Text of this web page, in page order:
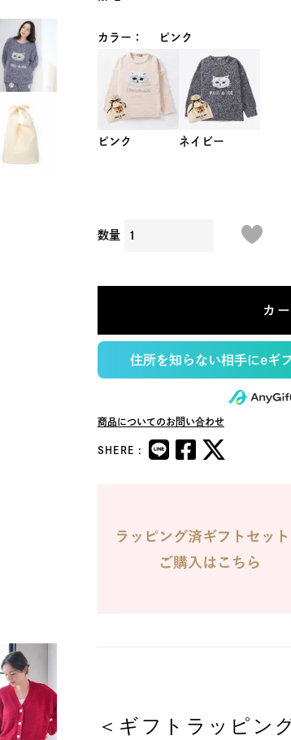
カラー ピンク
ピンク ネイビー
カ
住所を知らない相手にeギ
商品についてのお問い合わせ
SHERE :
＜ギフトラッピン